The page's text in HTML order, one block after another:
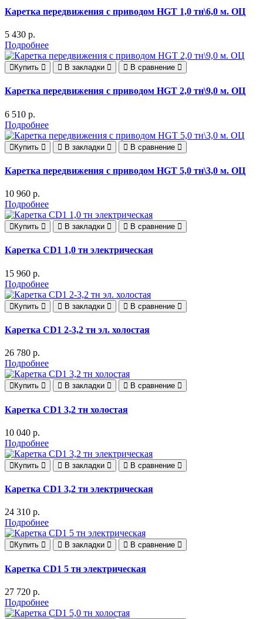
Каретка передвижения с приводом HGT 1,0 тн\6,0 м. ОЦ
5 430 р.
Подробнее
Купить В закладки В сравнение
Каретка передвижения с приводом HGT 2,0 тн\9,0 м. ОЦ
6 510 р.
Подробнее
Купить В закладки В сравнение
Каретка передвижения с приводом HGT 5,0 тн\3,0 м. ОЦ
10 960 р.
Подробнее
Купить В закладки В сравнение
Каретка CD1 1,0 тн электрическая
15 960 р.
Подробнее
Купить В закладки В сравнение
Каретка CD1 2-3,2 тн эл. холостая
26 780 р.
Подробнее
Купить В закладки В сравнение
Каретка CD1 3,2 тн холостая
10 040 р.
Подробнее
Купить В закладки В сравнение
Каретка CD1 3,2 тн электрическая
24 310 р.
Подробнее
Купить В закладки В сравнение
Каретка CD1 5 тн электрическая
27 720 р.
Подробнее